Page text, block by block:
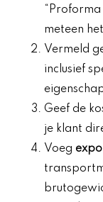
meteen
Vermeld
inclusief
Geef de
je klant
Voeg